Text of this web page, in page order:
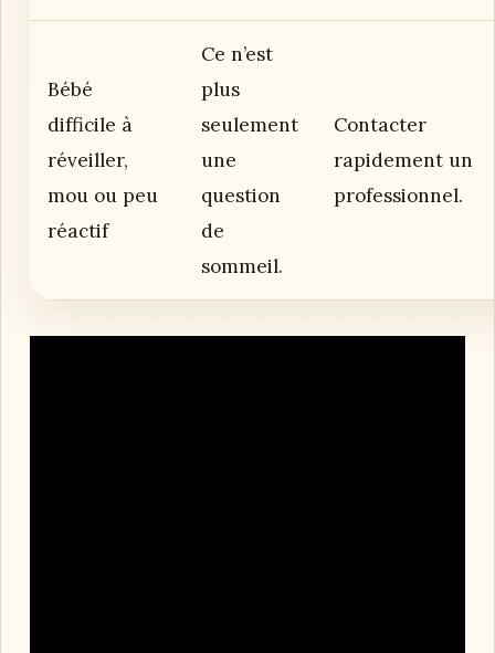
Bébé
difficile à
réveiller,
mou ou peu
réactif
Ce n’est
plus
seulement
une
question
de
sommeil.
Contacter
rapidement un
professionnel.